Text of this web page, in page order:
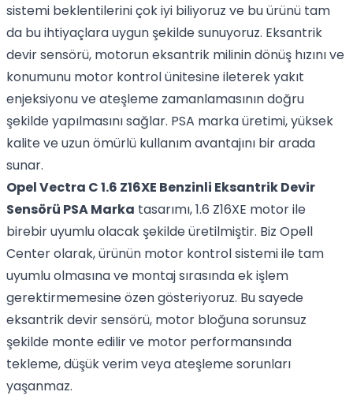
sistemi beklentilerini çok iyi biliyoruz ve bu ürünü tam
da bu ihtiyaçlara uygun şekilde sunuyoruz. Eksantrik
devir sensörü, motorun eksantrik milinin dönüş hızını ve
konumunu motor kontrol ünitesine ileterek yakıt
enjeksiyonu ve ateşleme zamanlamasının doğru
şekilde yapılmasını sağlar. PSA marka üretimi, yüksek
kalite ve uzun ömürlü kullanım avantajını bir arada
sunar.
Opel Vectra C 1.6 Z16XE Benzinli Eksantrik Devir
Sensörü PSA Marka tasarımı, 1.6 Z16XE motor ile
birebir uyumlu olacak şekilde üretilmiştir. Biz Opell
Center olarak, ürünün motor kontrol sistemi ile tam
uyumlu olmasına ve montaj sırasında ek işlem
gerektirmemesine özen gösteriyoruz. Bu sayede
eksantrik devir sensörü, motor bloğuna sorunsuz
şekilde monte edilir ve motor performansında
tekleme, düşük verim veya ateşleme sorunları
yaşanmaz.